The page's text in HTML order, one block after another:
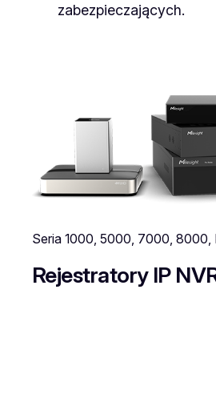
zabezpieczających.
Seria 1000, 5000, 7000, 8000,
Rejestratory IP